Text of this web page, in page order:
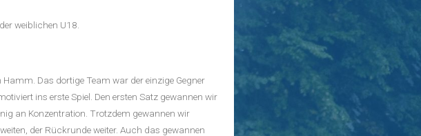
weiblichen U18.
Das dortige Team war der einzige Gegner
ins erste Spiel. Den ersten Satz gewannen wir
an Konzentration. Trotzdem gewannen wir
der Rückrunde weiter. Auch das gewannen
U12er in Bochum Zusammenfassung
am 3. Spieltag
Zu 4t 4 Punkte
Doppelsieg in Brettorf